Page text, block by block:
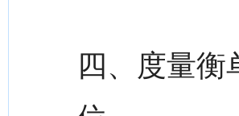
四、度量